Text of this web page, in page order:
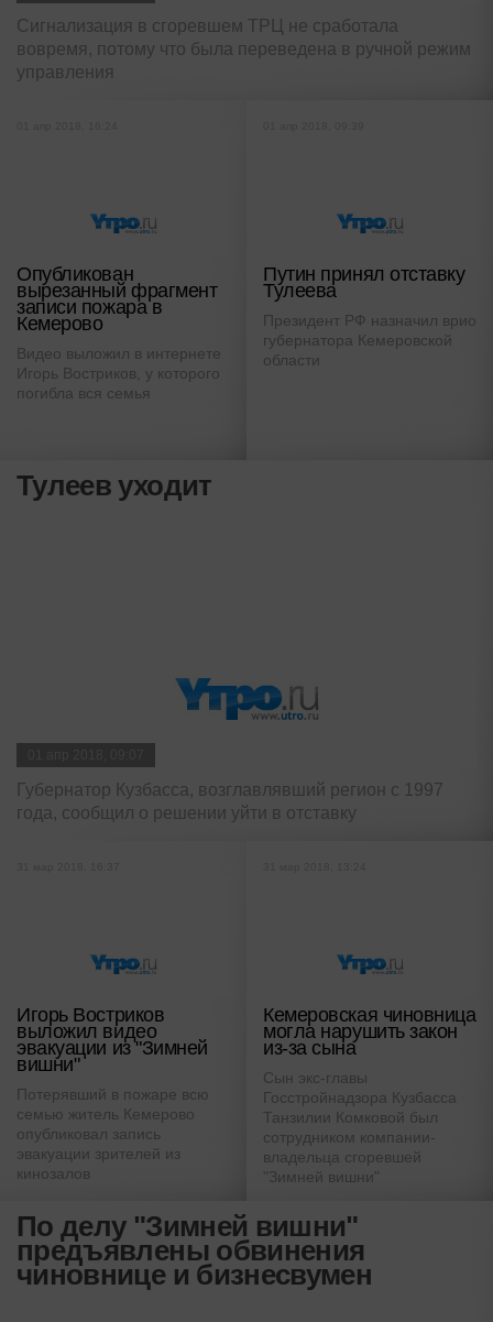
Сигнализация в сгоревшем ТРЦ не сработала
вовремя, потому что была переведена в ручной режим
управления
Опубликован
вырезанный фрагмент
записи пожара в
Кемерово
Видео выложил в интернете
Игорь Востриков, у которого
погибла вся семья
Путин принял отставку
Тулеева
Президент РФ назначил врио
губернатора Кемеровской
области
Тулеев уходит
Губернатор Кузбасса, возглавлявший регион с 1997
года, сообщил о решении уйти в отставку
Игорь Востриков
выложил видео
эвакуации из "Зимней
вишни"
Потерявший в пожаре всю
семью житель Кемерово
опубликовал запись
эвакуации зрителей из
кинозалов
Кемеровская чиновница
могла нарушить закон
из-за сына
Сын экс-главы
Госстройнадзора Кузбасса
Танзилии Комковой был
сотрудником компании-
владельца сгоревшей
"Зимней вишни"
По делу "Зимней вишни"
предъявлены обвинения
чиновнице и бизнесвумен